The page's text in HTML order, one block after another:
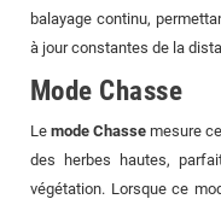
balayage continu,
à jour constantes de la
Mode Chasse
Le mode Chasse mesure
des herbes hautes,
végétation. Lorsque ce